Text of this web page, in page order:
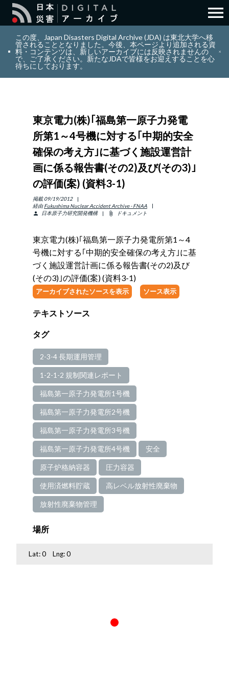
search 検索
layers コレクション
info_outline リソース
アバウト
ENGLISH
menu
この度、Japan Disasters Digital Archive (JDA) は東北大学へ移
管されることとなりました。今後、本ページより追加される資
料・コンテンツは、新しいアーカイブには反映されませんの
で、ご了承ください。新たなJDAで皆様をお迎えすることを心
待ちにしております。
東京電力(株)｢福島第一原子力発電
所第1～4号機に対する｢中期的安全
確保の考え方｣に基づく施設運営計
画に係る報告書(その2)及び(その3)｣
の評価(案) (資料3-1)
掲載 09/19/2012
経由 Fukushima Nuclear Accident Archive - FNAA
person
日本原子力研究開発機構 attach_file ドキュメント
東京電力(株)｢福島第一原子力発電所第1～4
号機に対する｢中期的安全確保の考え方｣に基
づく施設運営計画に係る報告書(その2)及び
(その3)｣の評価(案) (資料3-1)
アーカイブされたソースを表示 ソース表示
テキストソース
タグ
2-3-4 長期運用管理
1-2-1-2 規制関連レポート
福島第一原子力発電所1号機
福島第一原子力発電所2号機
福島第一原子力発電所3号機
福島第一原子力発電所4号機 安全
原子炉格納容器 圧力容器
使用済燃料貯蔵 高レベル放射性廃棄物
放射性廃棄物管理
場所
Lat:0 Lng:0